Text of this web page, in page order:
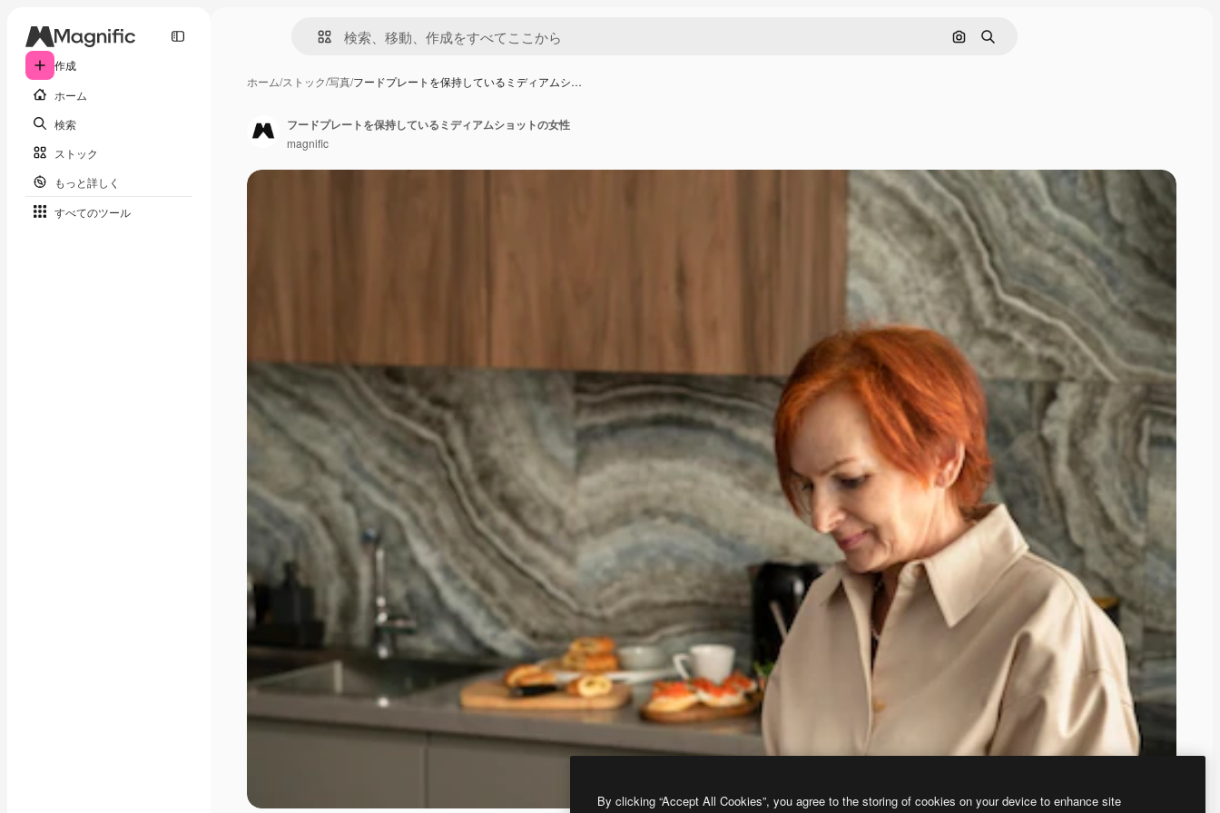
作成
ホーム
検索
ストック
もっと詳しく
すべてのツール
画像で検索
検索
ホーム/ストック/写真/フードプレートを保持しているミディアムシ…
フードプレートを保持しているミディアムショットの女性
magnific
By clicking “Accept All Cookies”, you agree to the storing of cookies on your device to enhance site